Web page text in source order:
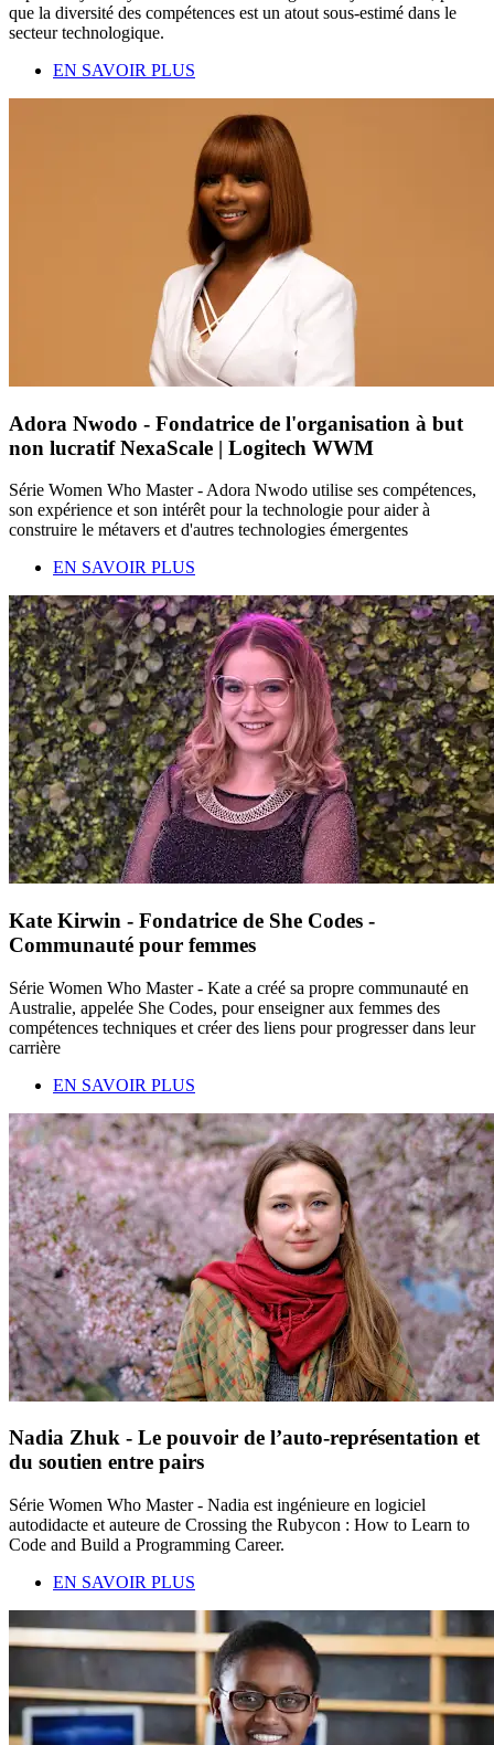
que la diversité des compétences est un atout sous-estimé dans le
secteur technologique.
EN SAVOIR PLUS
Adora Nwodo - Fondatrice de l'organisation à but
non lucratif NexaScale | Logitech WWM
Série Women Who Master - Adora Nwodo utilise ses compétences,
son expérience et son intérêt pour la technologie pour aider à
construire le métavers et d'autres technologies émergentes
EN SAVOIR PLUS
Kate Kirwin - Fondatrice de She Codes -
Communauté pour femmes
Série Women Who Master - Kate a créé sa propre communauté en
Australie, appelée She Codes, pour enseigner aux femmes des
compétences techniques et créer des liens pour progresser dans leur
carrière
EN SAVOIR PLUS
Nadia Zhuk - Le pouvoir de l’auto-représentation et
du soutien entre pairs
Série Women Who Master - Nadia est ingénieure en logiciel
autodidacte et auteure de Crossing the Rubycon : How to Learn to
Code and Build a Programming Career.
EN SAVOIR PLUS